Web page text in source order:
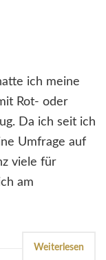
ich meine
Rot- oder
Da ich seit ich
Umfrage auf
viele für
am
Weiterlesen